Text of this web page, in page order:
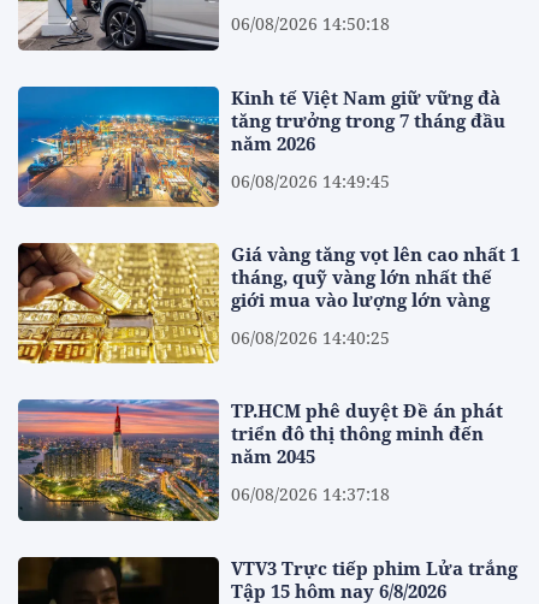
06/08/2026 14:50:18
Kinh tế Việt Nam giữ vững đà
tăng trưởng trong 7 tháng đầu
năm 2026
06/08/2026 14:49:45
Giá vàng tăng vọt lên cao nhất 1
tháng, quỹ vàng lớn nhất thế
giới mua vào lượng lớn vàng
06/08/2026 14:40:25
TP.HCM phê duyệt Đề án phát
triển đô thị thông minh đến
năm 2045
06/08/2026 14:37:18
VTV3 Trực tiếp phim Lửa trắng
Tập 15 hôm nay 6/8/2026